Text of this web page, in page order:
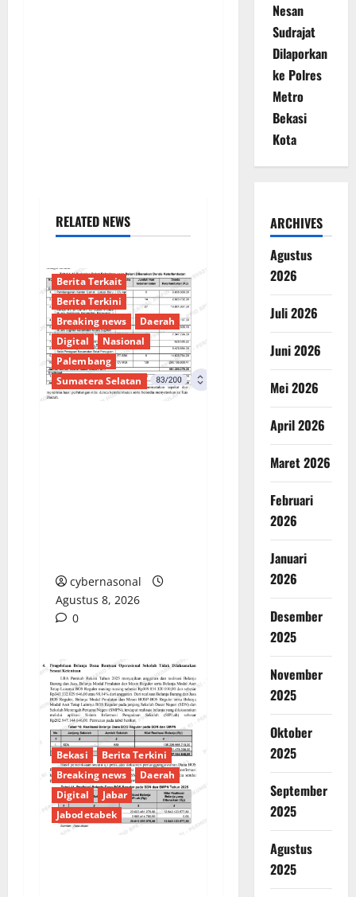
RELATED NEWS
Berita Terkait
Berita Terkini
Breaking news
Daerah
Digital
Nasional
Palembang
Sumatera Selatan
cybernasonal
Agustus 8, 2026
0
Bekasi
Berita Terkini
Breaking news
Daerah
Digital
Jabar
Jabodetabek
Nesan
Sudrajat
Dilaporkan
ke Polres
Metro
Bekasi
Kota
ARCHIVES
Agustus
2026
Juli 2026
Juni 2026
Mei 2026
April 2026
Maret 2026
Februari
2026
Januari
2026
Desember
2025
November
2025
Oktober
2025
September
2025
Agustus
2025